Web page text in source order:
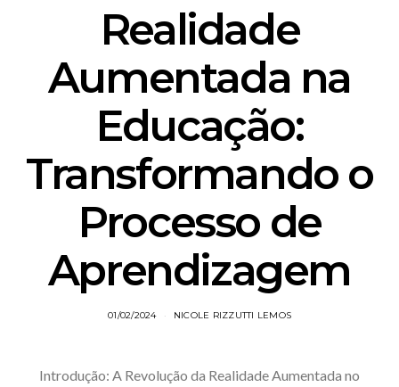
Realidade
Aumentada na
Educação:
Transformando o
Processo de
Aprendizagem
01/02/2024 NICOLE RIZZUTTI LEMOS
Introdução: A Revolução da Realidade Aumentada no